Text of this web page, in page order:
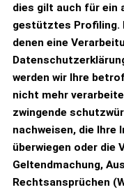
dies gilt auch für ein
gestütztes Profiling.
denen eine
werden wir Ihre
nicht mehr
zwingende
nachweisen, die Ihre
überwiegen oder die
Geltendmachung,
Rechtsansprüchen